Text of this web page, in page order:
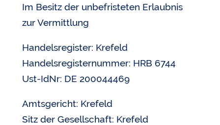
Im Besitz der unbefristeten Erlaubnis
zur Vermittlung
Handelsregister: Krefeld
Handelsregisternummer: HRB 6744
Ust-IdNr: DE 200044469
Amtsgericht: Krefeld
Sitz der Gesellschaft: Krefeld